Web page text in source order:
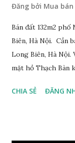
Đăng bởi Mua
Bán đất 132m2
Biên, Hà Nội. Cần
Long Biên, Hà Nội.
mặt hồ Thạch Bàn
30m, phía trước
CHIA SẺ ĐĂNG